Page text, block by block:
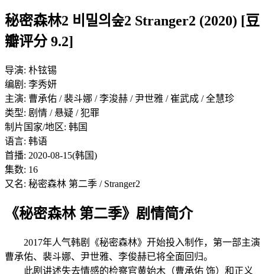
秘密森林2 비밀의숲2 Stranger2 (2020) [豆
瓣评分 9.2]
导演: 朴铉锡
编剧: 李秀妍
主演: 曹承佑 / 裴斗娜 / 李浚赫 / 尹世雅 / 崔武成 / 全慧珍
类型: 剧情 / 悬疑 / 犯罪
制片国家/地区: 韩国
语言: 韩语
首播: 2020-08-15(韩国)
集数: 16
又名: 秘密森林 第二季 / Stranger2
《秘密森林 第二季》剧情简介
2017年人气韩剧《秘密森林》开始投入制作，第一部主演
曹承佑、裴斗娜、尹世雅、李俊赫已将全面回归。
此剧讲述失去情感的检察官黄始木（曹承佑 饰）和正义